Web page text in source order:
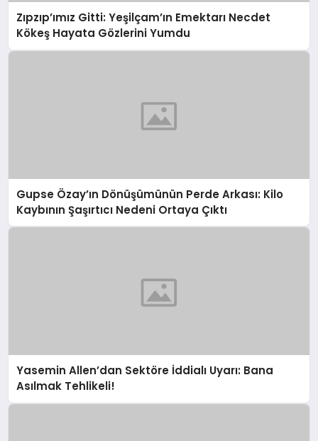
Zıpzıp’ımız Gitti: Yeşilçam’ın Emektarı Necdet
Kökeş Hayata Gözlerini Yumdu
Gupse Özay’ın Dönüşümünün Perde Arkası: Kilo
Kaybının Şaşırtıcı Nedeni Ortaya Çıktı
Yasemin Allen’dan Sektöre İddialı Uyarı: Bana
Asılmak Tehlikeli!